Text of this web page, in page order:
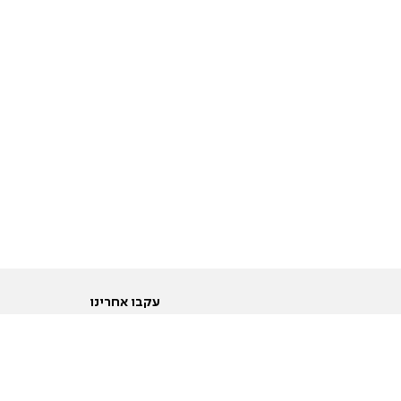
עקבו אחרינו